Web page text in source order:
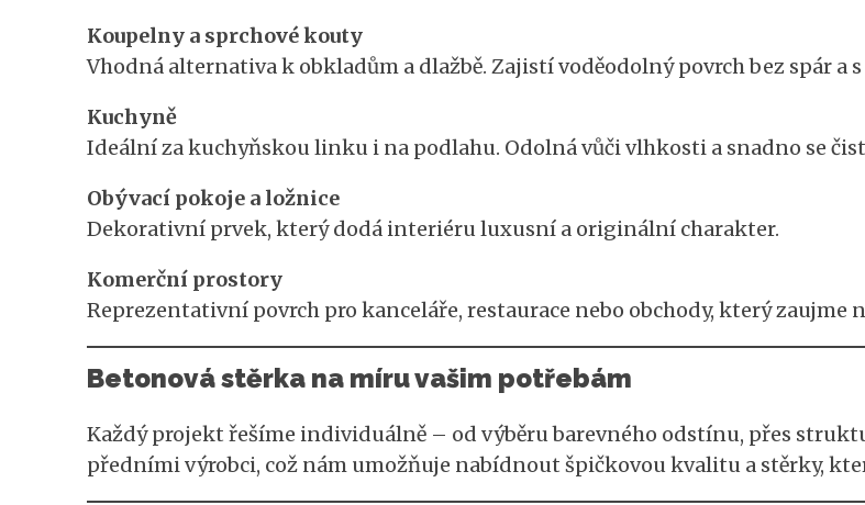
Koupelny a sprchové kouty
Vhodná alternativa k obkladům a dlažbě. Zajistí voděodolný povrch bez spár a
Kuchyně
Ideální za kuchyňskou linku i na podlahu. Odolná vůči vlhkosti a snadno se
Obývací pokoje a ložnice
Dekorativní prvek, který dodá interiéru luxusní a originální charakter.
Komerční prostory
Reprezentativní povrch pro kanceláře, restaurace nebo obchody, který zaujme
Betonová stěrka na míru vašim potřebám
Každý projekt řešíme individuálně – od výběru barevného odstínu, přes
předními výrobci, což nám umožňuje nabídnout špičkovou kvalitu a stěrky,